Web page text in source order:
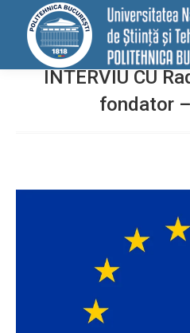
conținut
INTERVIU CU
fondator